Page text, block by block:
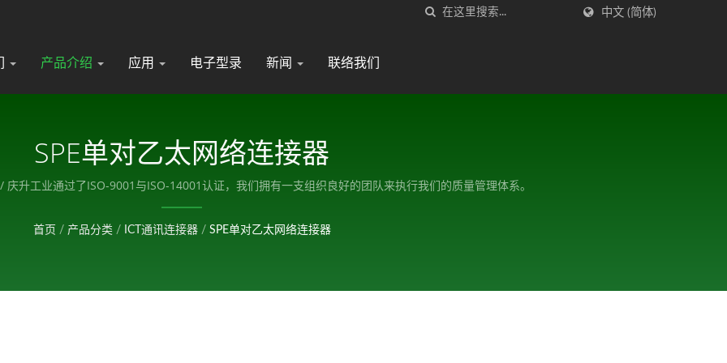
中文 (简体)
产品介绍 应用 电子型录 新闻 联络我们
SPE单对乙太网络连接器
升工业通过了ISO-9001与ISO-14001认证，我们拥有一支组织良好的团队来执行我们的质量管理体系。
首页 / 产品分类 / ICT通讯连接器 / SPE单对乙太网络连接器